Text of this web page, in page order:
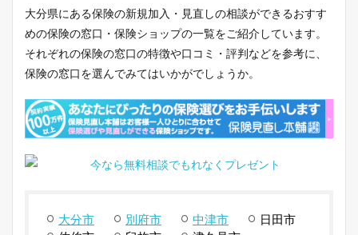
大分県にある保険の新規加入・見直しの相談ができるおすす
めの保険の窓口・保険ショップの一覧をご紹介しています。
それぞれの保険の窓口の特徴や口コミ・評判などを参考に、
保険の窓口を選んでみてはいかがでしょうか。
大分市 別府市 中津市
日田市